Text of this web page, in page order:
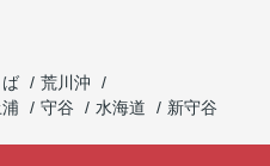
荒川沖
守谷 水海道 新守谷